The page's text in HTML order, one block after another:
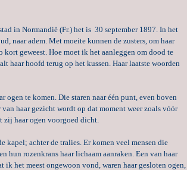
in Normandië (Fr.) het is 30 september 1897. In het
naar adem. Met moeite kunnen de zusters, om haar
geweest. Hoe moet ik het aanleggen om dood te
haar hoofd terug op het kussen. Haar laatste woorden
te komen. Die staren naar één punt, even boven
haar gezicht wordt op dat moment weer zoals vóór
zij haar ogen voorgoed dicht.
kapel; achter de tralies. Er komen veel mensen die
hun rozenkrans haar lichaam aanraken. Een van haar
het meest ongewoon vond, waren haar gesloten ogen,